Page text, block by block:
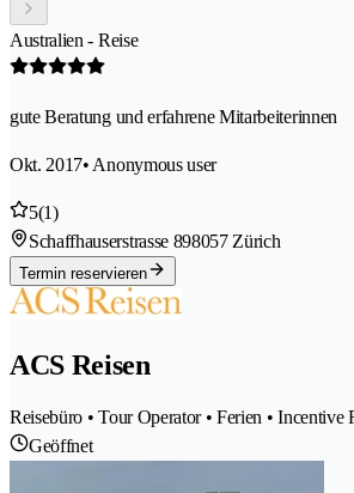
Australien - Reise
gute Beratung und erfahrene Mitarbeiterinnen
Okt. 2017• Anonymous user
5(1)
Schaffhauserstrasse 898057 Zürich
Termin reservieren
ACS Reisen
Reisebüro • Tour Operator • Ferien • Incentive
Geöffnet